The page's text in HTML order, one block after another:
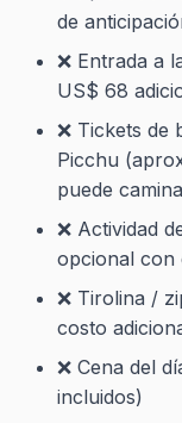
de
❌ Entrada a
US$ 68
❌ Tickets de
Picchu
puede
❌ Actividad
opcional con
❌ Tirolina /
costo
❌ Cena del
incluidos)